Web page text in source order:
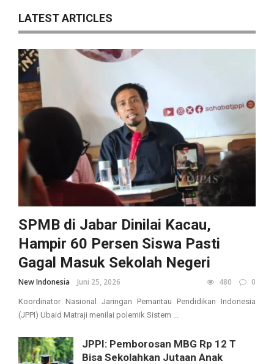
LATEST ARTICLES
SPMB di Jabar Dinilai Kacau,
Hampir 60 Persen Siswa Pasti
Gagal Masuk Sekolah Negeri
New Indonesia Juni 25, 2026 480 0
Koordinator Nasional Jaringan Pemantau Pendidikan Indonesia
(JPPI) Ubaid Matraji menilai polemik Sistem ...
JPPI: Pemborosan MBG Rp 12 T
Bisa Sekolahkan Jutaan Anak